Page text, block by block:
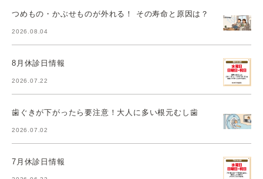
つめもの・かぶせものが外れる！ その寿命と原因は？
2026.08.04
8月休診日情報
2026.07.22
歯ぐきが下がったら要注意！大人に多い根元むし歯
2026.07.02
7月休診日情報